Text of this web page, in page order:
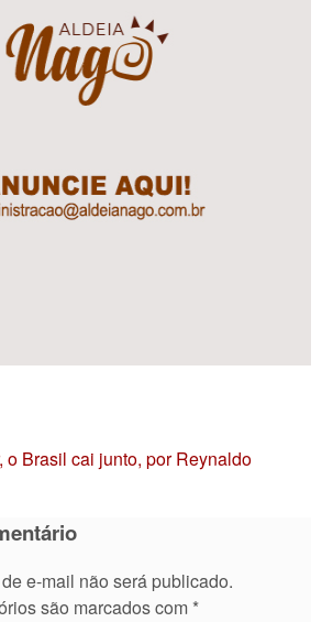
o Brasil cai junto, por Reynaldo
e-mail não será publicado.
são marcados com *